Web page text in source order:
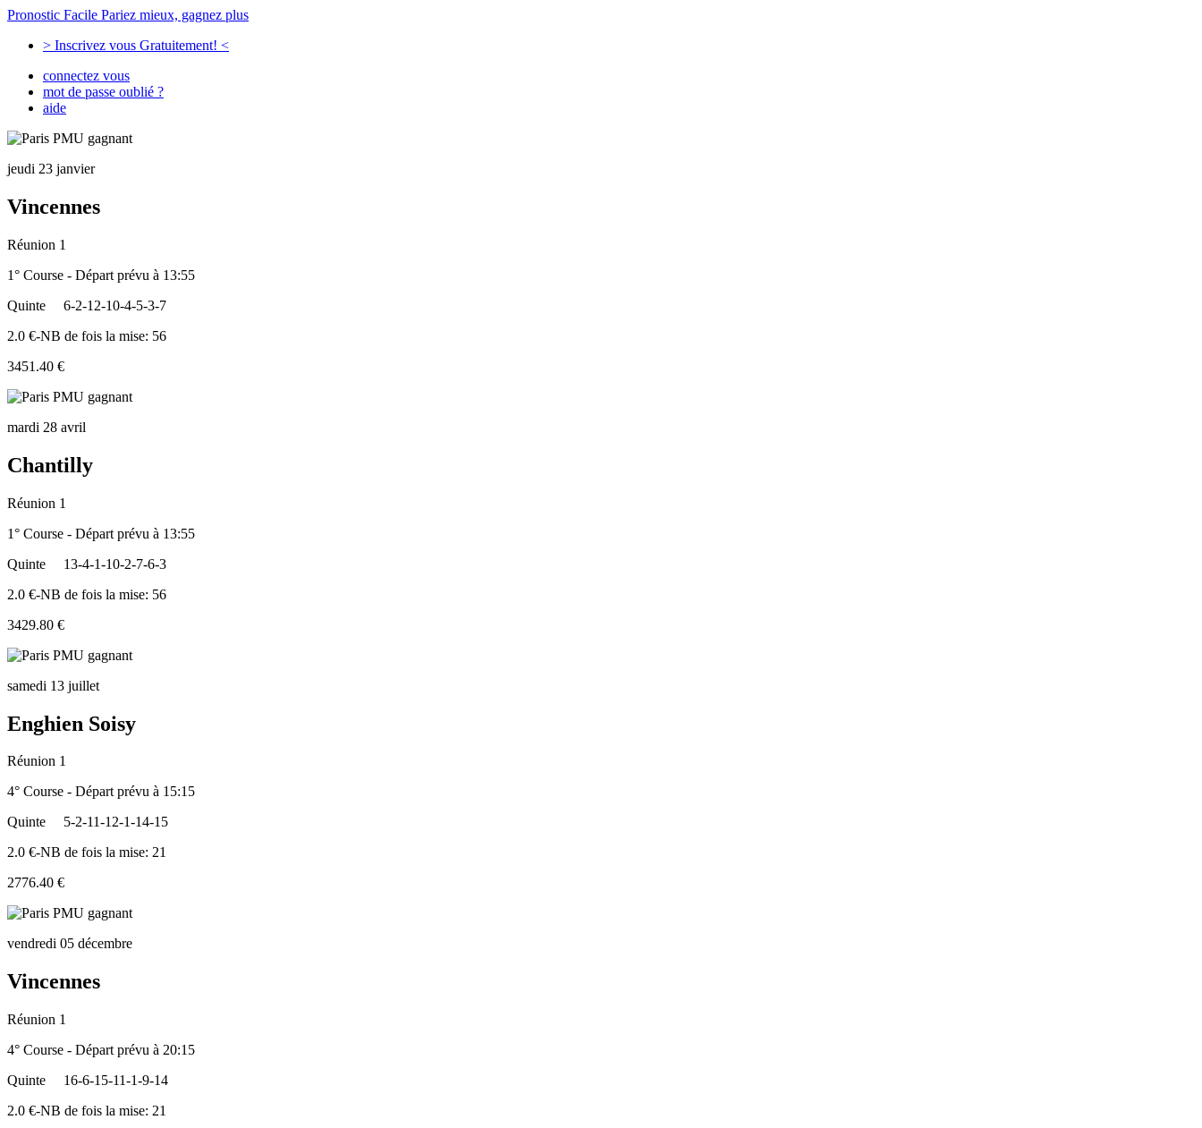
Pronostic Facile Pariez mieux, gagnez plus
> Inscrivez vous Gratuitement! <
connectez vous
mot de passe oublié ?
aide
jeudi 23 janvier
Vincennes
Réunion 1
1° Course - Départ prévu à 13:55
Quinte
6-2-12-10-4-5-3-7
2.0 €-NB de fois la mise: 56
3451.40 €
mardi 28 avril
Chantilly
Réunion 1
1° Course - Départ prévu à 13:55
Quinte
13-4-1-10-2-7-6-3
2.0 €-NB de fois la mise: 56
3429.80 €
samedi 13 juillet
Enghien Soisy
Réunion 1
4° Course - Départ prévu à 15:15
Quinte
5-2-11-12-1-14-15
2.0 €-NB de fois la mise: 21
2776.40 €
vendredi 05 décembre
Vincennes
Réunion 1
4° Course - Départ prévu à 20:15
Quinte
16-6-15-11-1-9-14
2.0 €-NB de fois la mise: 21